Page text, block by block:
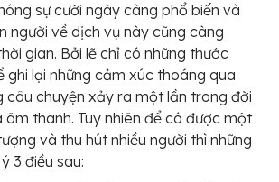
sự cưới ngày càng phổ biến và
người về dịch vụ này cũng càng
gian. Bởi lẽ chỉ có những thước
ghi lại những cảm xúc thoáng qua
câu chuyện xảy ra một lần trong đời
âm thanh. Tuy nhiên để có được một
và thu hút nhiều người thì những
3 điều sau: